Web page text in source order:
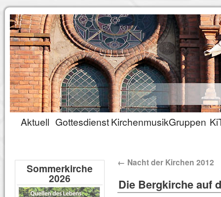
Aktuell GottesdienstKirchenmusikGruppen
← Nacht der Kirchen 2012
Die Bergkirche auf
Sommerkirche
2026